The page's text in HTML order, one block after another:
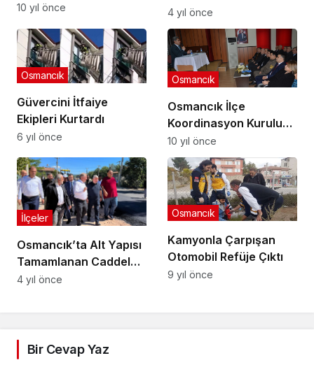
10 yıl önce
Mücadelesi Kötü Bitti
4 yıl önce
Güvercini İtfaiye
Ekipleri Kurtardı
Osmancık
6 yıl önce
Osmancık İlçe
Koordinasyon Kurulu
Toplandı
Osmancık
10 yıl önce
Osmancık’ta Alt Yapısı
Tamamlanan Caddeler
Asfaltlanıyor
İlçeler
4 yıl önce
Kamyonla Çarpışan
Otomobil Refüje Çıktı
Osmancık
9 yıl önce
Bir Cevap Yaz